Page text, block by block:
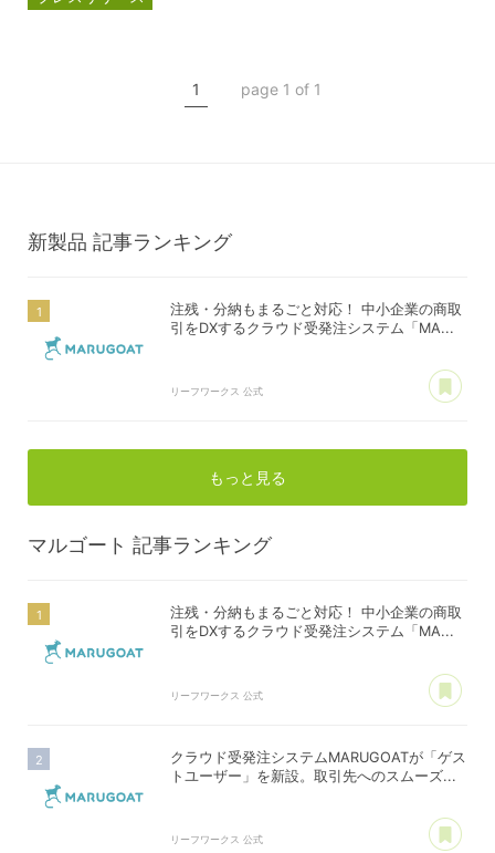
1 page 1 of 1
新製品 記事ランキング
注残・分納もまるごと対応！ 中小企業の商取
引をDXするクラウド受発注システム「MA...
リーフワークス 公式
もっと見る
マルゴート 記事ランキング
注残・分納もまるごと対応！ 中小企業の商取
引をDXするクラウド受発注システム「MA...
リーフワークス 公式
クラウド受発注システムMARUGOATが「ゲス
トユーザー」を新設。取引先へのスムーズ...
リーフワークス 公式